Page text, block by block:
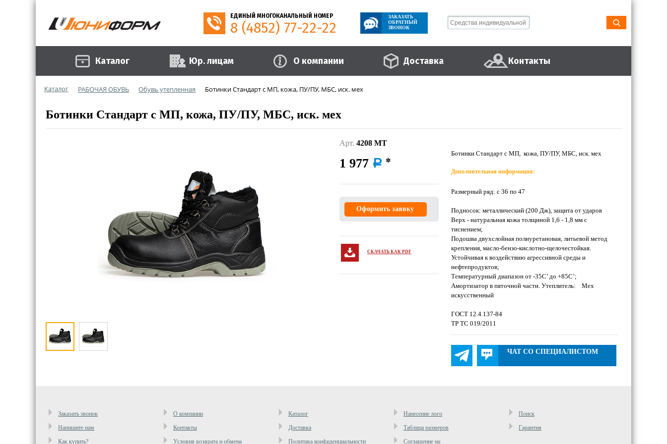
ЕДИНЫЙ МНОГОКАНАЛЬНЫЙ НОМЕР
8 (4852) 77-22-22
ЗАКАЗАТЬ
ОБРАТНЫЙ
ЗВОНОК
Каталог Юр. лицам О компании Доставка Контакты
Каталог РАБОЧАЯ ОБУВЬ Обувь утепленная Ботинки Стандарт с МП, кожа, ПУ/ПУ, МБС, иск. мех
Ботинки Стандарт с МП, кожа, ПУ/ПУ, МБС, иск. мех
Арт. 4208 МТ
1 977 a
Оформить заявку
СКАЧАТЬ КАК PDF
Ботинки Стандарт с МП, кожа, ПУ/ПУ, МБС, иск. мех
Дополнительная информация:
Размерный ряд: с 36 по 47
Подносок: металлический (200 Дж), защита от ударов
Верх - натуральная кожа толщиной 1,6 - 1,8 мм с
тиснением;
Подошва двухслойная полиуретановая, литьевой метод
крепления, масло-бензо-кислотно-щелочестойкая.
Устойчивая к воздействию агрессивной среды и
нефтепродуктов;
Температурный диапазон от -35С’ до +85С’;
Амортизатор в пяточной части. Утеплитель: Мех
искусственный
ГОСТ 12.4.137-84
ТР ТС 019/2011
ЧАТ СО СПЕЦИАЛИСТОМ
Заказать звонок О компании Каталог Нанесение лого
Поиск
Напишите нам
Контакты Доставка Таблица размеров
Гарантия
Как купить?
Условия возврата и обмена Политика конфиденциальности Cоглашение на